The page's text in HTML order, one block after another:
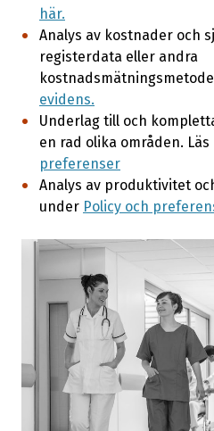
här.
Analys av kostnader och
registerdata eller andra
evidens.
Underlag till och
en rad olika områden.
preferenser
Analys av produktivitet
under Policy och